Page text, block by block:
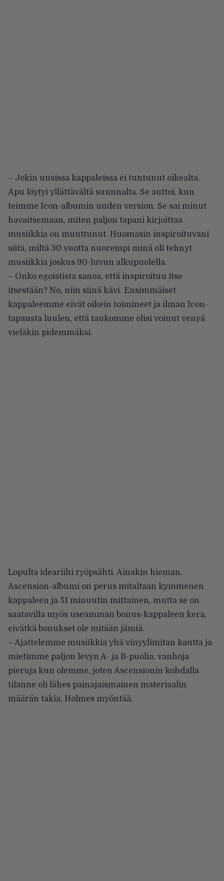
– Jokin uusissa kappaleissa ei tuntunut oikealta.
Apu löytyi yllättävältä suunnalta. Se auttoi, kun
teimme Icon-albumin uuden version. Se sai minut
havaitsemaan, miten paljon tapani kirjoittaa
musiikkia on muuttunut. Huomasin inspiroituvani
siitä, miltä 30 vuotta nuorempi minä oli tehnyt
musiikkia joskus 90-luvun alkupuolella.
– Onko egoistista sanoa, että inspiroituu itse
itsestään? No, niin siinä kävi. Ensimmäiset
kappaleemme eivät oikein toimineet ja ilman Icon-
tapausta luulen, että taukomme olisi voinut venyä
vieläkin pidemmäksi.
Lopulta ideariihi ryöpsähti. Ainakin hieman.
Ascension-albumi on perus mitaltaan kymmenen
kappaleen ja 51 minuutin mittainen, mutta se on
saatavilla myös useamman bonus-kappaleen kera,
eivätkä bonukset ole mitään jämiä.
– Ajattelemme musiikkia yhä vinyylimitan kautta ja
mietimme paljon levyn A- ja B-puolia, vanhoja
pieruja kun olemme, joten Ascensionin kohdalla
tilanne oli lähes painajaismainen materiaalin
määrän takia, Holmes myöntää.